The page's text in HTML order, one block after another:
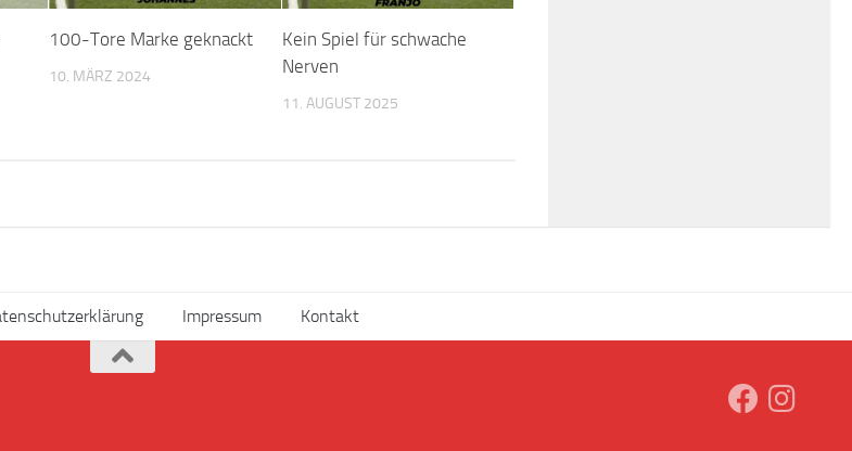
100-Tore Marke geknackt
10. MÄRZ 2024
Kein Spiel für schwache
Nerven
11. AUGUST 2025
Impressum Kontakt